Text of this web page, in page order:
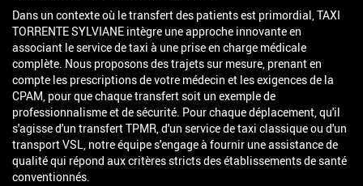
Dans un contexte où le transfert des patients est primordial, TAXI
TORRENTE SYLVIANE intègre une approche innovante en
associant le service de taxi à une prise en charge médicale
complète. Nous proposons des trajets sur mesure, prenant en
compte les prescriptions de votre médecin et les exigences de la
CPAM, pour que chaque transfert soit un exemple de
professionnalisme et de sécurité. Pour chaque déplacement, qu'il
s'agisse d'un transfert TPMR, d'un service de taxi classique ou d'un
transport VSL, notre équipe s'engage à fournir une assistance de
qualité qui répond aux critères stricts des établissements de santé
conventionnés.